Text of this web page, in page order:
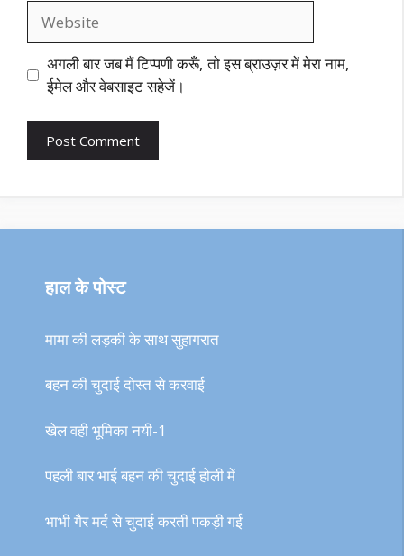
अगली बार जब मैं टिप्पणी करूँ, तो इस ब्राउज़र में मेरा नाम,
ईमेल और वेबसाइट सहेजें।
हाल के पोस्ट
मामा की लड़की के साथ सुहागरात
बहन की चुदाई दोस्त से करवाई
खेल वही भूमिका नयी-1
पहली बार भाई बहन की चुदाई होली में
भाभी गैर मर्द से चुदाई करती पकड़ी गई